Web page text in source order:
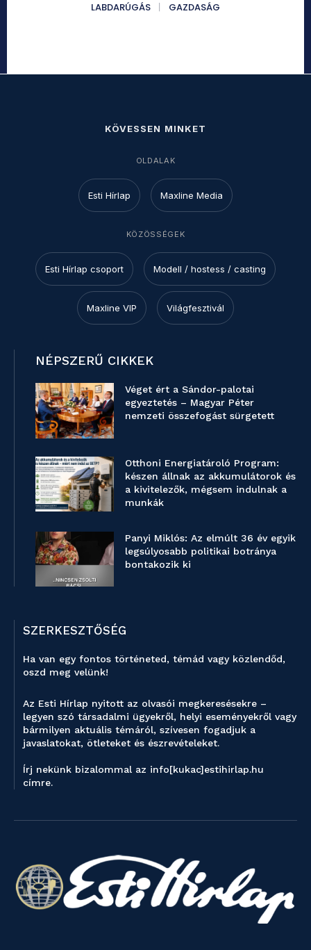
LABDARÚGÁS
GAZDASÁG
KÖVESSEN MINKET
OLDALAK
Esti Hírlap Maxline Media
KÖZÖSSÉGEK
Esti Hírlap csoport Modell / hostess / casting
Maxline VIP Világfesztivál
NÉPSZERŰ CIKKEK
Véget ért a Sándor-palotai
egyeztetés – Magyar Péter
nemzeti összefogást sürgetett
Otthoni Energiatároló Program:
készen állnak az akkumulátorok és
a kivitelezők, mégsem indulnak a
munkák
Panyi Miklós: Az elmúlt 36 év egyik
legsúlyosabb politikai botránya
bontakozik ki
SZERKESZTŐSÉG
Ha van egy fontos történeted, témád vagy közlendőd,
oszd meg velünk!
Az Esti Hírlap nyitott az olvasói megkeresésekre –
legyen szó társadalmi ügyekről, helyi eseményekről vagy
bármilyen aktuális témáról, szívesen fogadjuk a
javaslatokat, ötleteket és észrevételeket.
Írj nekünk bizalommal az info[kukac]estihirlap.hu
címre.